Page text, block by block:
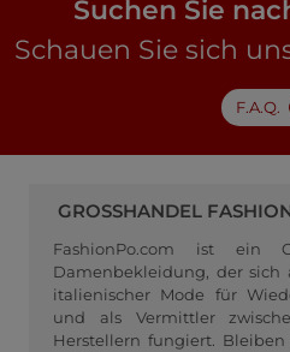
Suchen Sie
Schauen Sie sich
F.A.Q.
GROSSHANDEL
FashionPo.com ist ein
Damenbekleidung, der
italienischer Mode für
und als Vermittler
Herstellern fungiert.